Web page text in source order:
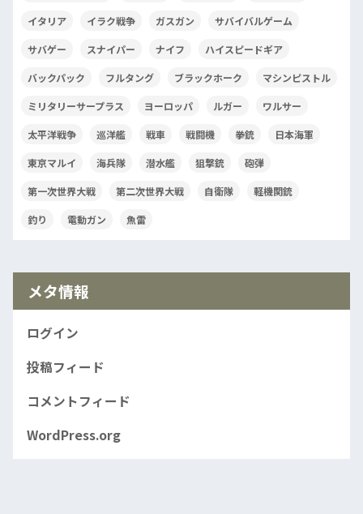
イタリア イラク戦争 ガスガン サバイバルゲーム
サバゲー スナイパー ナイフ ハイスピードギア
バックパック フルタング ブラックホーク マシンピストル
ミリタリーサープラス ヨーロッパ ルガー ワルサー
太平洋戦争 巡洋艦 戦車 戦闘機 拳銃 日本海軍
東京マルイ 海兵隊 潜水艦 狙撃銃 砲弾
第一次世界大戦 第二次世界大戦 自衛隊 軽機関銃
釣り 電動ガン 魚雷
メタ情報
ログイン
投稿フィード
コメントフィード
WordPress.org